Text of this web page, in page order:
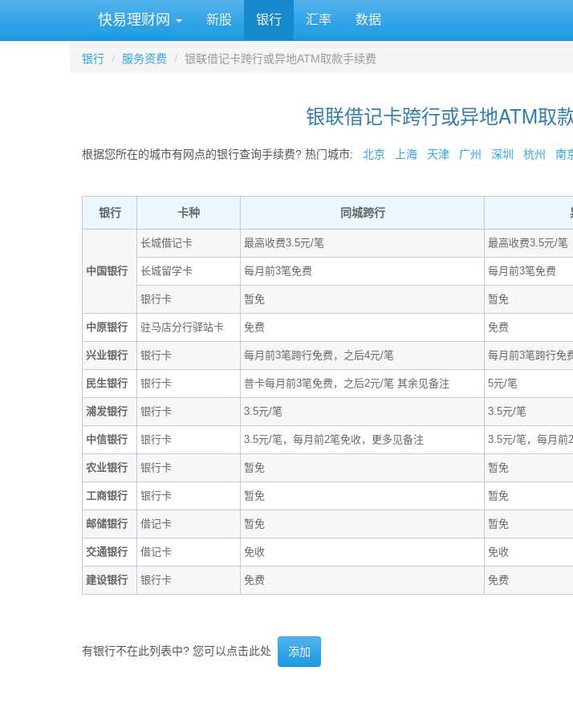
快易理财网 新股 银行 汇率 数据
银行 服务资费 银联借记卡跨行或异地ATM取款手续费
银联借记卡跨行或异地ATM取
根据您所在的城市有网点的银行查询手续费? 热门城市: 北京 上海 天津 广州 深圳 杭州 南
银行 卡种 同城跨行
中国银行
长城借记卡 最高收费3.5元/笔 最高收费3.5元/笔
长城留学卡 每月前3笔免费 每月前3笔免费
银行卡 暂免 暂免
中原银行 驻马店分行驿站卡 免费 免费
兴业银行 银行卡 每月前3笔跨行免费，之后4元/笔 每月前3笔跨行免
民生银行 银行卡 普卡每月前3笔免费，之后2元/笔 其余见备注 5元/笔
浦发银行 银行卡 3.5元/笔 3.5元/笔
中信银行 银行卡 3.5元/笔，每月前2笔免收，更多见备注 3.5元/笔，每月前
农业银行 银行卡 暂免 暂免
工商银行 银行卡 暂免 暂免
邮储银行 借记卡 暂免 暂免
交通银行 借记卡 免收 免收
建设银行 银行卡 免费 免费
有银行不在此列表中? 您可以点击此处 添加